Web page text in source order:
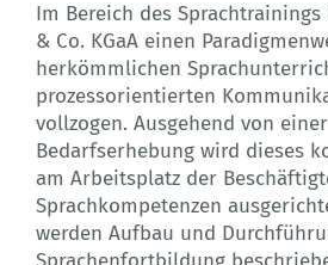
Im Bereich des
& Co. KGaA einen
herkömmlichen
prozessorientierten
vollzogen. Ausgehend von
Bedarfserhebung wird dieses
am Arbeitsplatz der
Sprachkompetenzen
werden Aufbau und